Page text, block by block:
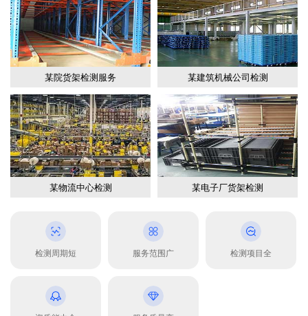
某院货架检测服务 某建筑机械公司检测
某物流中心检测 某电子厂货架检测
检测周期短 服务范围广 检测项目全